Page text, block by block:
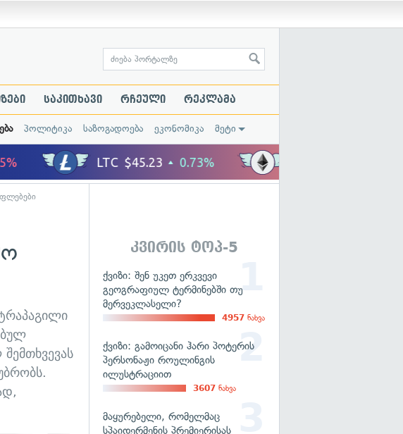
საკითხავი რჩეული რეკლამა
პოლიტიკა საზოგადოება ეკონომიკა მეტი
კვირის ტოპ-5
ქვიზი: შენ უკეთ ერკვევი
გეოგრაფიულ ტერმინებში თუ
მერვეკლასელი?
4957 ნახვა
ქვიზი: გამოიცანი ჰარი პოტერის
პერსონაჟი როულინგის
ილუსტრაციით
3607 ნახვა
მაყურებელი, რომელმაც
სპაიდერმენის პრემიერისას